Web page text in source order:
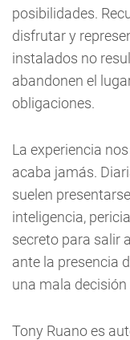
posibilidades.
disfrutar y
instalados no
abandonen el
obligaciones.
La experiencia
acaba jamás.
suelen
inteligencia,
secreto para salir
ante la presencia
una mala
Tony Ruano es